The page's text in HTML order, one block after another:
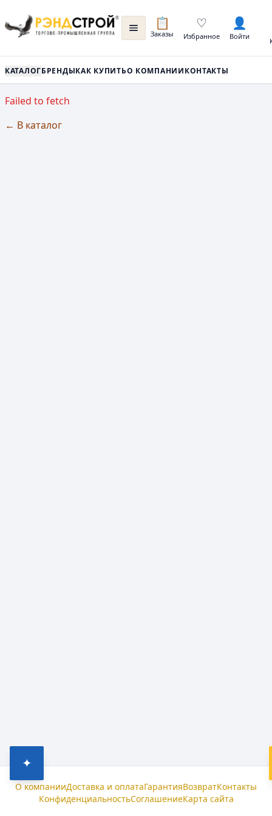
📋
Заказы
♡
Избранное
👤
Войти
КАТАЛОГБРЕНДЫКАК КУПИТЬО КОМПАНИИКОНТАКТЫ
Failed to fetch
← В каталог
✦
О компанииДоставка и оплатаГарантияВозвратКонтакты
КонфиденциальностьСоглашениеКарта сайта